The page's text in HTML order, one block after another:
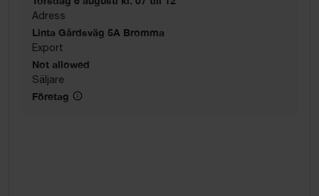
Adress
Linta Gårdsväg 5A Bromma
Export
Not allowed
Säljare
Företag